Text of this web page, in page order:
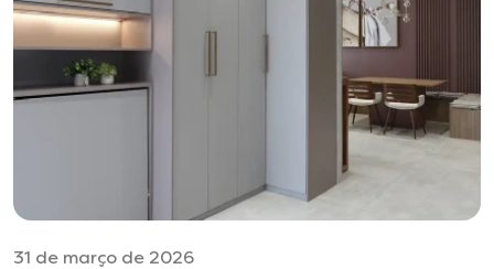
31 de março de 2026